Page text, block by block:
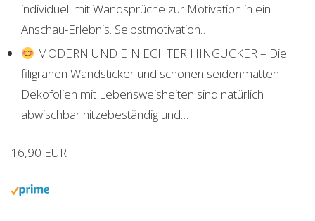
individuell mit Wandsprüche zur Motivation in ein
Anschau-Erlebnis. Selbstmotivation…
MODERN UND EIN ECHTER HINGUCKER – Die
filigranen Wandsticker und schönen seidenmatten
Dekofolien mit Lebensweisheiten sind natürlich
abwischbar hitzebeständig und…
16,90 EUR